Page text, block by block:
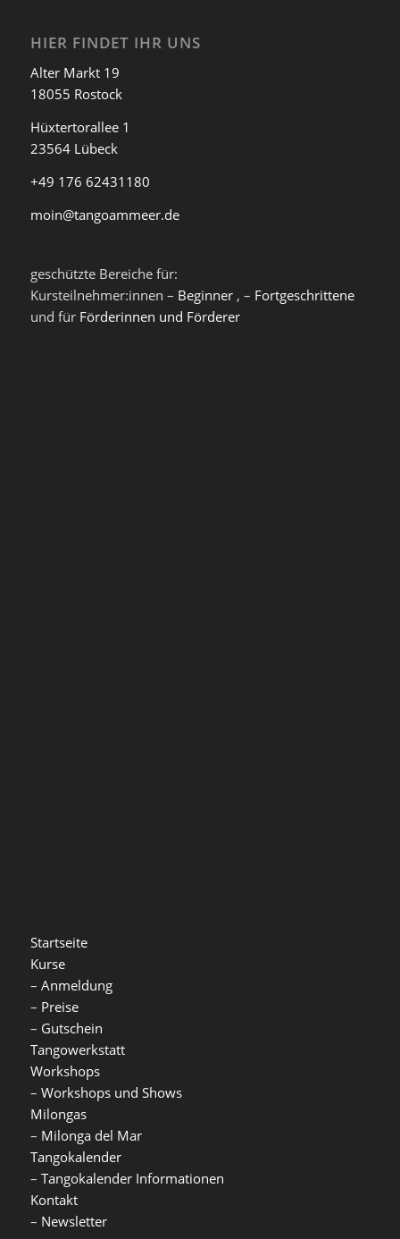
HIER FINDET IHR UNS
Alter Markt 19
18055 Rostock
Hüxtertorallee 1
23564 Lübeck
+49 176 62431180
moin@tangoammeer.de
geschützte Bereiche für:
Kursteilnehmer:innen – Beginner, – Fortgeschrittene
und für Förderinnen und Förderer
Startseite
Kurse
– Anmeldung
– Preise
– Gutschein
Tangowerkstatt
Workshops
– Workshops und Shows
Milongas
– Milonga del Mar
Tangokalender
– Tangokalender Informationen
Kontakt
– Newsletter